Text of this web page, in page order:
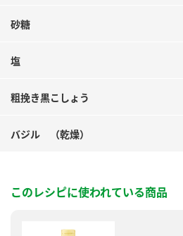
砂糖
塩
粗挽き黒こしょう
バジル （乾燥）
このレシピに使われている商品